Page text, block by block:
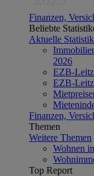
Finanzen,
Beliebte
Aktuelle
2026
EZB-
EZB-
Finanzen,
Themen
Weitere Themen
Wohnen
Top Report